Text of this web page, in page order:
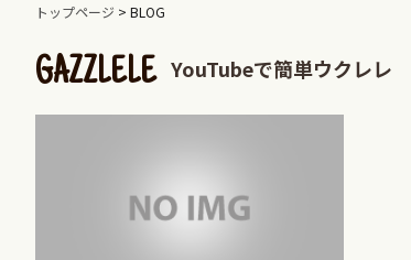
トップページ > BLOG
GAZZLELE YouTubeで簡単ウクレレ